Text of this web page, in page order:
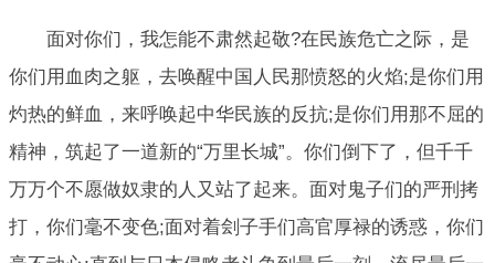
面对你们，我怎能不肃然起敬?在民族危亡之际，是
你们用血肉之躯，去唤醒中国人民那愤怒的火焰;是你们用
灼热的鲜血，来呼唤起中华民族的反抗;是你们用那不屈的
精神，筑起了一道新的“万里长城”。你们倒下了，但千千
万万个不愿做奴隶的人又站了起来。面对鬼子们的严刑拷
打，你们毫不变色;面对着刽子手们高官厚禄的诱惑，你们